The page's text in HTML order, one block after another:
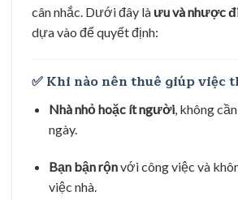
cân nhắc. Dưới đây là ưu và nhược
dựa vào để quyết định:
✅Khi nào nên thuê giúp việc
Nhà nhỏ hoặc ít người, không
ngày.
Bạn bận rộnvới công việc và
việc nhà.